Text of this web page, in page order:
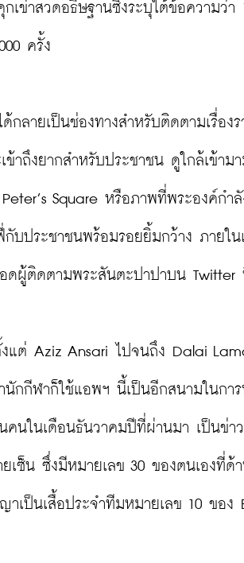
เข่าสวดอธิษฐานซึ่งระบุใต้ข้อความว่
ครั้ง
ด้กลายเป็นช่องทางสำหรับติดตามเรื่อ
ข้าถึงยากสำหรับประชาชน ดูใกล้เข้า
Square หรือภาพที่พระองค์กำ
บประชาชนพร้อมรอยยิ้มกว้าง ภายใ
ดผู้ติดตามพระสันตะปาปาบน Twitter
แต่ Aziz Ansari ไปจนถึง Dalai
กกีฬาก็ใช้แอพฯ นี้เป็นอีกสนามในกา
นในเดือนธันวาคมปีที่ผ่านมา เป็นข่า
เซ็น ซึ่งมีหมายเลข 30 ของตนเองที่
เป็นเสื้อประจำทีมหมายเลข 10 ขอ